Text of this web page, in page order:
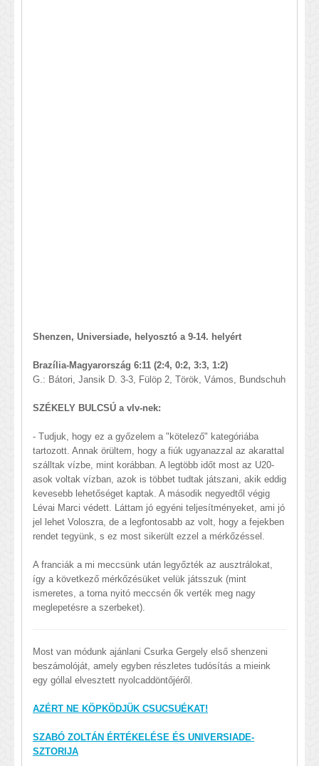
Shenzen, Universiade, helyosztó a 9-14. helyért
Brazília-Magyarország 6:11 (2:4, 0:2, 3:3, 1:2)
G.: Bátori, Jansik D. 3-3, Fülöp 2, Török, Vámos, Bundschuh
SZÉKELY BULCSÚ a vlv-nek:
- Tudjuk, hogy ez a győzelem a "kötelező" kategóriába
tartozott. Annak örültem, hogy a fiúk ugyanazzal az akarattal
szálltak vízbe, mint korábban. A legtöbb időt most az U20-
asok voltak vízban, azok is többet tudtak játszani, akik eddig
kevesebb lehetőséget kaptak. A második negyedtől végig
Lévai Marci védett. Láttam jó egyéni teljesítményeket, ami jó
jel lehet Voloszra, de a legfontosabb az volt, hogy a fejekben
rendet tegyünk, s ez most sikerült ezzel a mérkőzéssel.
A franciák a mi meccsünk után legyőzték az ausztrálokat,
így a következő mérkőzésüket velük játsszuk (mint
ismeretes, a torna nyitó meccsén ők verték meg nagy
meglepetésre a szerbeket).
Most van módunk ajánlani Csurka Gergely első shenzeni
beszámolóját, amely egyben részletes tudósítás a mieink
egy góllal elvesztett nyolcaddöntőjéről.
AZÉRT NE KÖPKÖDJÜK CSUCSUÉKAT!
SZABÓ ZOLTÁN ÉRTÉKELÉSE ÉS UNIVERSIADE-
SZTORIJA